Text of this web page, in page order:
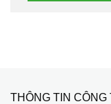
THÔNG TIN CÔNG